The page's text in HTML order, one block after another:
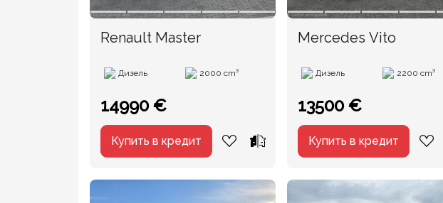
Renault Master
Дизель 2000 cm³
14990 €
Купить в кредит
Mercedes Vito
Дизель 2200 cm³
13500 €
Купить в кредит